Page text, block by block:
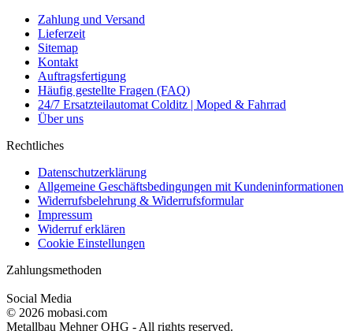
Zahlung und Versand
Lieferzeit
Sitemap
Kontakt
Auftragsfertigung
Häufig gestellte Fragen (FAQ)
24/7 Ersatzteilautomat Colditz | Moped & Fahrrad
Über uns
Rechtliches
Datenschutzerklärung
Allgemeine Geschäftsbedingungen mit Kundeninformationen
Widerrufsbelehrung & Widerrufsformular
Impressum
Widerruf erklären
Cookie Einstellungen
Zahlungsmethoden
Social Media
© 2026 mobasi.com
Metallbau Mehner OHG - All rights reserved.